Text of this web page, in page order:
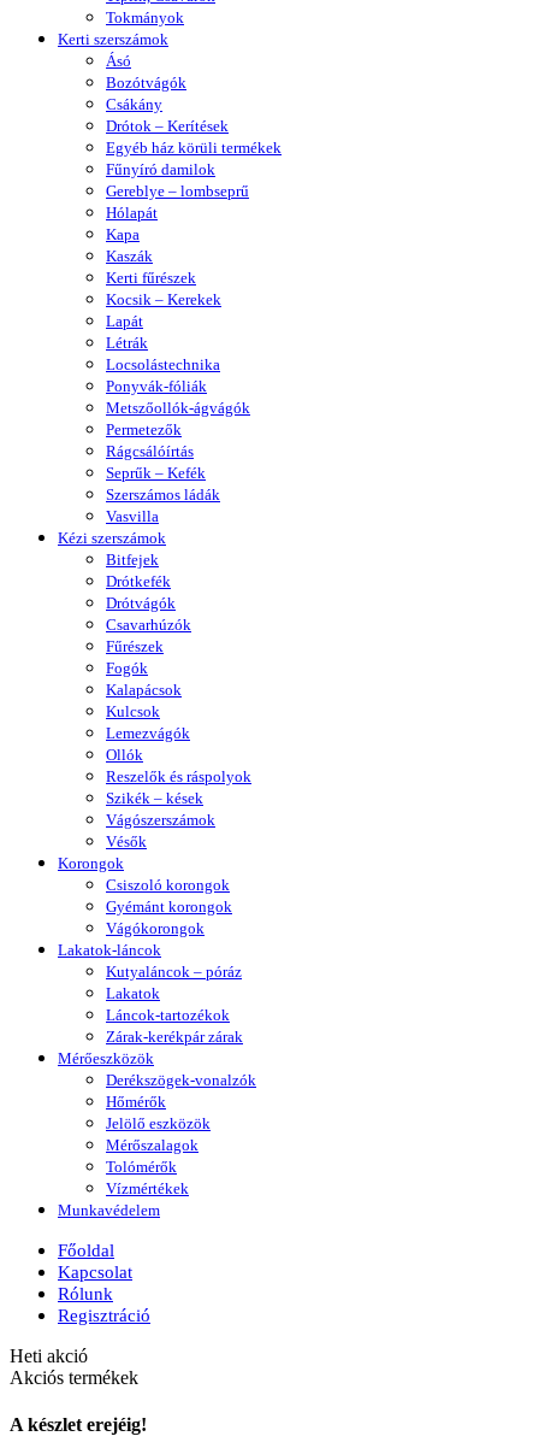
Tokmányok
Kerti szerszámok
Ásó
Bozótvágók
Csákány
Drótok – Kerítések
Egyéb ház körüli termékek
Fűnyíró damilok
Gereblye – lombseprű
Hólapát
Kapa
Kaszák
Kerti fűrészek
Kocsik – Kerekek
Lapát
Létrák
Locsolástechnika
Ponyvák-fóliák
Metszőollók-ágvágók
Permetezők
Rágcsálóírtás
Seprűk – Kefék
Szerszámos ládák
Vasvilla
Kézi szerszámok
Bitfejek
Drótkefék
Drótvágók
Csavarhúzók
Fűrészek
Fogók
Kalapácsok
Kulcsok
Lemezvágók
Ollók
Reszelők és ráspolyok
Szikék – kések
Vágószerszámok
Vésők
Korongok
Csiszoló korongok
Gyémánt korongok
Vágókorongok
Lakatok-láncok
Kutyaláncok – póráz
Lakatok
Láncok-tartozékok
Zárak-kerékpár zárak
Mérőeszközök
Derékszögek-vonalzók
Hőmérők
Jelölő eszközök
Mérőszalagok
Tolómérők
Vízmértékek
Munkavédelem
Főoldal
Kapcsolat
Rólunk
Regisztráció
Heti akció
Akciós termékek
A készlet erejéig!